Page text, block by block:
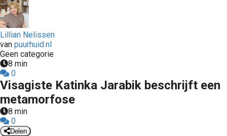
Lillian Nelissen
van puurhuid.nl
Geen categorie
8 min
0
Visagiste Katinka Jarabik beschrijft een
metamorfose
8 min
0
Delen